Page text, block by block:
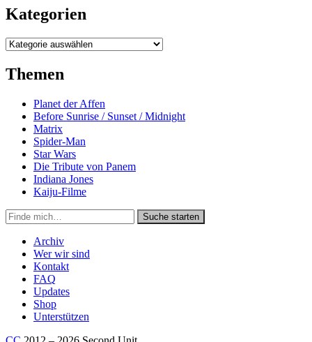
Kategorien
Kategorien
Themen
Planet der Affen
Before Sunrise / Sunset / Midnight
Matrix
Spider-Man
Star Wars
Die Tribute von Panem
Indiana Jones
Kaiju-Filme
Suche
in
https://secondunit-
podcast.de/
Suche starten
Archiv
Wer wir sind
Kontakt
FAQ
Updates
Shop
Unterstützen